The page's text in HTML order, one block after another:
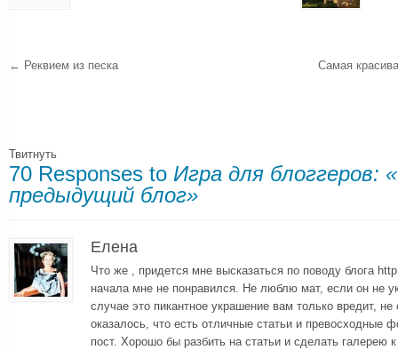
← Реквием из песка Самая
Твитнуть
70 Responses to Игра для блоггеров:
предыдущий блог»
Елена
Что же , придется мне высказаться по поводу блога
начала мне не понравился. Не люблю мат, если он не
случае это пикантное украшение вам только вредит,
оказалось, что есть отличные статьи и превосходные
пост. Хорошо бы разбить на статьи и сделать галерею